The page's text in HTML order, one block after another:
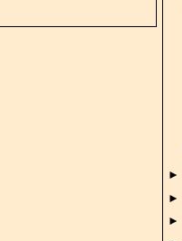
►
►
►